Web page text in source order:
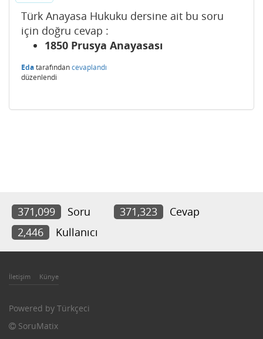
Türk Anayasa Hukuku dersine ait bu soru
için doğru cevap :
1850 Prusya Anayasası
Edatarafındancevaplandı
düzenlendi
371,099 Soru 371,323
Cevap
2,446
Kullanıcı
İletişim Künye
Powered by Türkçeci
SoruMatix